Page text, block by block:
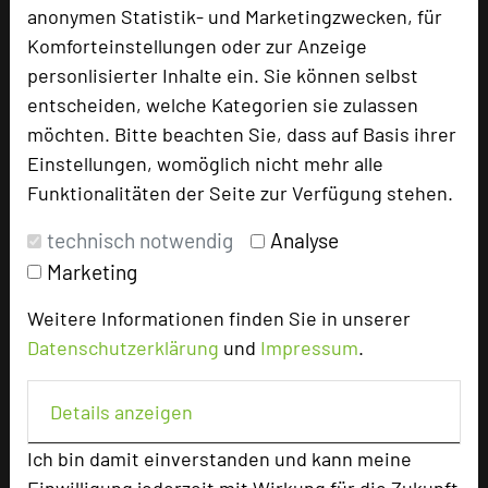
anonymen Statistik- und Marketingzwecken, für
Komforteinstellungen oder zur Anzeige
personlisierter Inhalte ein. Sie können selbst
entscheiden, welche Kategorien sie zulassen
möchten. Bitte beachten Sie, dass auf Basis ihrer
Einstellungen, womöglich nicht mehr alle
Funktionalitäten der Seite zur Verfügung stehen.
technisch notwendig
Analyse
Marketing
Weitere Informationen finden Sie in unserer
Datenschutzerklärung und Impressum.
Details anzeigen
Ich bin damit einverstanden und kann meine
Tagungsplaner
Tagungsleiter
Max. Tagungskapazität (Personen)
U-Form
273
Parlamentarisch
Reihenbestuhlung
728
Tagungsräume